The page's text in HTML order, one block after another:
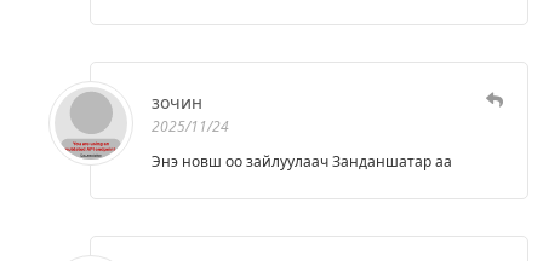
зочин
2025/11/24
Энэ новш оо зайлуулаач Занданшатар аа